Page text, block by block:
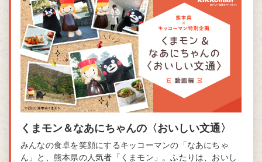
くまモン＆なあにちゃんの〈おいしい文通〉
みんなの食卓を笑顔にするキッコーマンの「なあにちゃ
ん」と、熊本県の人気者「くまモン」。ふたりは、おいし